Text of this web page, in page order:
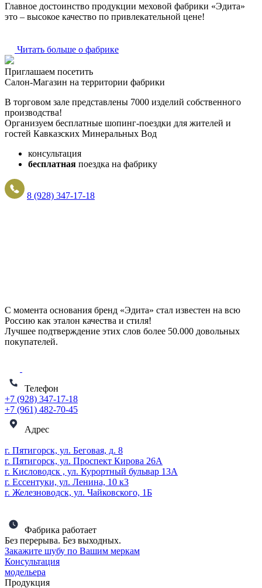
Главное достоинство продукции меховой фабрики «Эдита»
это – высокое качество по привлекательной цене!
Читать больше о фабрике
Приглашаем посетить
Салон-Магазин на территории фабрики
В торговом зале представлены 7000 изделий собственного
производства!
Организуем бесплатные шопинг-поездки для жителей и
гостей Кавказских Минеральных Вод
консультация
бесплатная поездка на фабрику
8 (928) 347-17-18
С момента основания бренд «Эдита» стал известен на всю
Россию как эталон качества и стиля!
Лучшее подтверждение этих слов более 50.000 довольных
покупателей.
Телефон
+7 (928) 347-17-18
+7 (961) 482-70-45
Адрес
г. Пятигорск, ул. Беговая, д. 8
г. Пятигорск, ул. Проспект Кирова 26А
г. Кисловодск , ул. Курортный бульвар 13А
г. Ессентуки, ул. Ленина, 10 к3
г. Железноводск, ул. Чайковского, 1Б
Фабрика работает
Без перерыва. Без выходных.
Закажите шубу по Вашим меркам
Консультация
модельера
Продукция